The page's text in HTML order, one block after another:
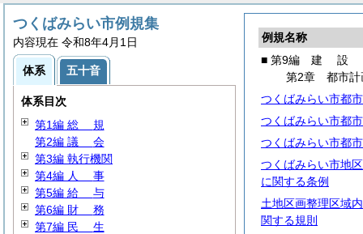
例規名称
■ 第9編 建 設
第2章 都市計
つくばみらい市都
つくばみらい市都
つくばみらい市都
つくばみらい市地
に関する条例
土地区画整理区域
関する規則
つくばみらい市例規集
内容現在 令和8年4月1日
体系 五十音
体系目次
第1編 総 規
第2編 議 会
第3編 執行機関
第4編 人 事
第5編 給 与
第6編 財 務
第7編 民 生